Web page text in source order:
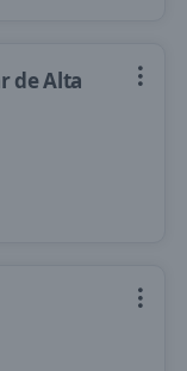
de Alta